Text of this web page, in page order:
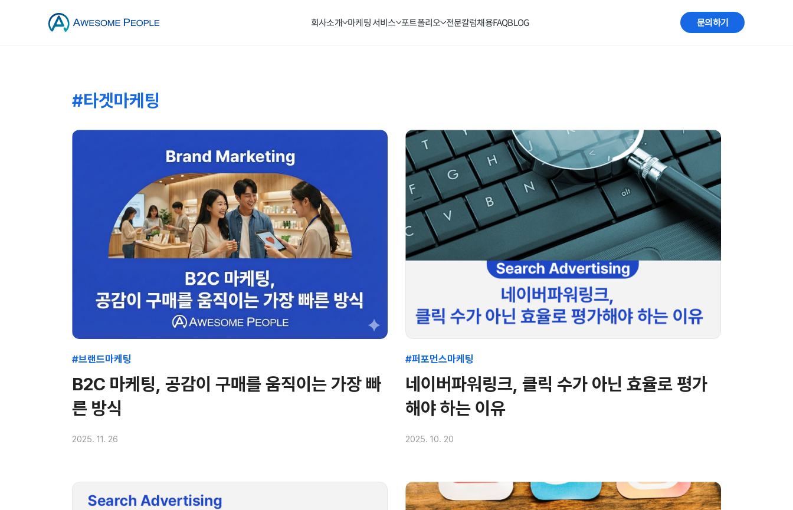
회사소개 마케팅 서비스 포트폴리오 전문칼럼채용FAQBLOG 문의하기
#타겟마케팅
#브랜드마케팅
B2C 마케팅, 공감이 구매를 움직이는 가장 빠
른 방식
2025. 11. 26
#퍼포먼스마케팅
네이버파워링크, 클릭 수가 아닌 효율로 평가
해야 하는 이유
2025. 10. 20